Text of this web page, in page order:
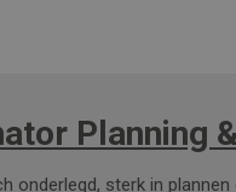
Planning
onderlegd, sterk in